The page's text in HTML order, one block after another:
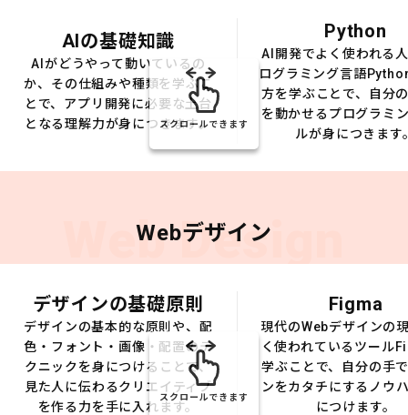
AIの基礎知識
AIがどうやって動いているの
か、その仕組みや種類を学ぶこ
とで、アプリ開発に必要な土台
となる理解力が身につきます。
Python
AI開発でよく使われる
ログラミング言語
方を学ぶことで、自分
を動かせるプログラミ
ルが身につきます
スクロールできます
Web Design
Webデザイン
デザインの基礎原則
デザインの基本的な原則や、配
色・フォント・画像・配置のテ
クニックを身につけることで、
見た人に伝わるクリエイティブ
を作る力を手に入れます。
Figma
現代のWebデザインの
く使われているツール
学ぶことで、自分の手
ンをカタチにするノウ
につけます。
スクロールできます